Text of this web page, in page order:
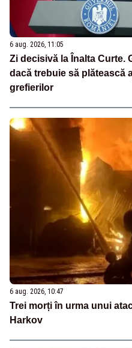
6 aug. 2026, 11:05
Zi decisivă la Înalta Curte.
dacă trebuie să plătească
grefierilor
6 aug. 2026, 10:47
Trei morți în urma unui
Harkov